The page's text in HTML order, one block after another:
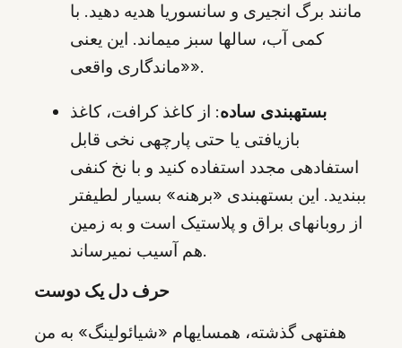
مانند برگ انجیری و سانسوریا هدیه دهید. با
کمی آب، سالها سبز میماند. این یعنی
«ماندگاری واقعی».
بستهبندی ساده: از کاغذ کرافت، کاغذ
بازیافتی یا حتی پارچهی نخی قابل
استفادهی مجدد استفاده کنید و با نخ کنفی
ببندید. این بستهبندی «برهنه» بسیار لطیفتر
از روبانهای براق و پلاستیک است و به زمین
هم آسیب نمیرساند.
حرف دل یک دوست
هفتهی گذشته، همسایهام «شیائولینگ» به من